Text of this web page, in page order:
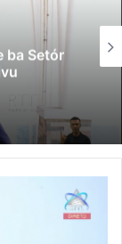
ba Setór